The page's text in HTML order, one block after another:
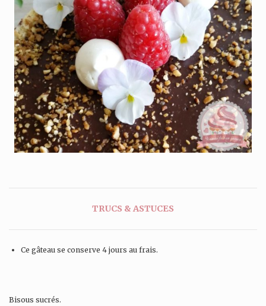
TRUCS & ASTUCES
Ce gâteau se conserve 4 jours au frais.
Bisous sucrés.